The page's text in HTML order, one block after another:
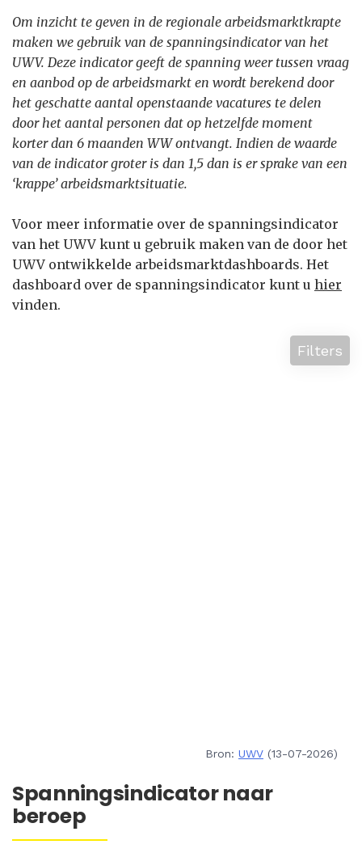
Om inzicht te geven in de regionale arbeidsmarktkrapte
maken we gebruik van de spanningsindicator van het
UWV. Deze indicator geeft de spanning weer tussen vraag
en aanbod op de arbeidsmarkt en wordt berekend door
het geschatte aantal openstaande vacatures te delen
door het aantal personen dat op hetzelfde moment
korter dan 6 maanden WW ontvangt. Indien de waarde
van de indicator groter is dan 1,5 dan is er sprake van een
‘krappe’ arbeidsmarktsituatie.
Voor meer informatie over de spanningsindicator
van het UWV kunt u gebruik maken van de door het
UWV ontwikkelde arbeidsmarktdashboards. Het
dashboard over de spanningsindicator kunt u hier
vinden.
Filters
Bron: UWV (13-07-2026)
Spanningsindicator naar
beroep